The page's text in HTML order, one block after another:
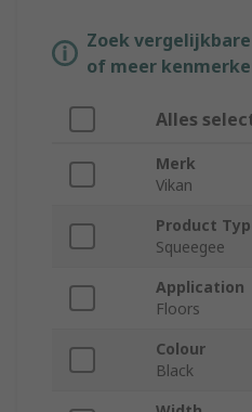
Zoek
of meer
Alles
Merk
Vikan
Product
Squeegee
Application
Floors
Colour
Black